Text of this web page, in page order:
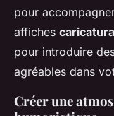
pour
affiches
pour introduire
agréables dans
Créer une